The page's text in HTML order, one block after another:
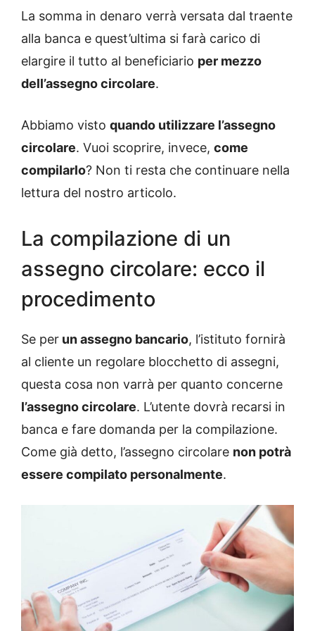
La somma in denaro verrà versata dal traente
alla banca e quest’ultima si farà carico di
elargire il tutto al beneficiario per mezzo
dell’assegno circolare.
Abbiamo visto quando utilizzare l’assegno
circolare. Vuoi scoprire, invece, come
compilarlo? Non ti resta che continuare nella
lettura del nostro articolo.
La compilazione di un
assegno circolare: ecco il
procedimento
Se per un assegno bancario, l’istituto fornirà
al cliente un regolare blocchetto di assegni,
questa cosa non varrà per quanto concerne
l’assegno circolare. L’utente dovrà recarsi in
banca e fare domanda per la compilazione.
Come già detto, l’assegno circolare non potrà
essere compilato personalmente.